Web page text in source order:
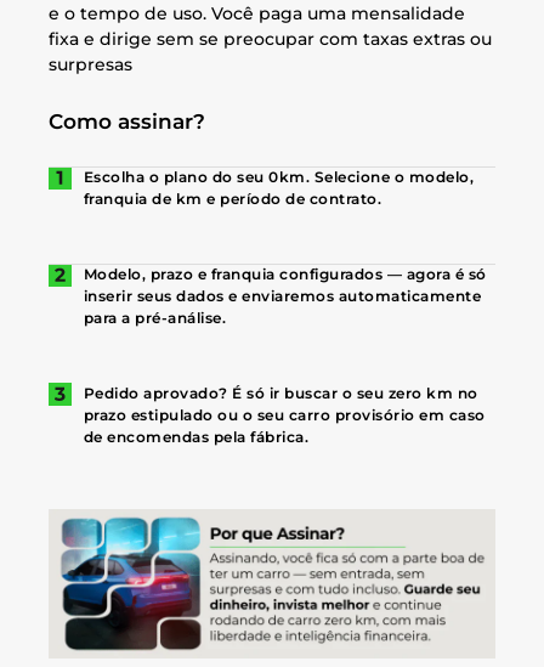
e o tempo de uso. Você paga uma mensalidade
fixa e dirige sem se preocupar com taxas extras ou
surpresas
Como assinar?
Escolha o plano do seu 0km. Selecione o modelo,
franquia de km e período de contrato.
Modelo, prazo e franquia configurados — agora é só
inserir seus dados e enviaremos automaticamente
para a pré-análise.
Pedido aprovado? É só ir buscar o seu zero km no
prazo estipulado ou o seu carro provisório em caso
de encomendas pela fábrica.